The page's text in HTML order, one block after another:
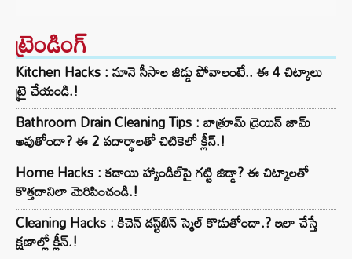
ట్రెండింగ్‌
Kitchen Hacks : నూనె సీసాల జిడ్డు పోవాలంటే.. ఈ 4 చిట్కాలు
ట్రై చేయండి.!
Bathroom Drain Cleaning Tips : బాత్రూమ్ డ్రెయిన్ జామ్
అవుతోందా? ఈ 2 పదార్థాలతో చిటికెలో క్లీన్.!
Home Hacks : కడాయి హ్యాండిల్‌పై గట్టి జిడ్డా? ఈ చిట్కాలతో
కొత్తదానిలా మెరిపించండి.!
Cleaning Hacks : కిచెన్ డస్ట్‌బిన్ స్మెల్ కొడుతోందా.? ఇలా చేస్తే
క్షణాల్లో క్లీన్.!